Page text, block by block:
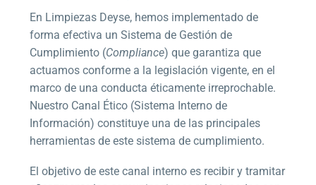
En Limpiezas Deyse, hemos implementado de
forma efectiva un Sistema de Gestión de
Cumplimiento (Compliance) que garantiza que
actuamos conforme a la legislación vigente, en el
marco de una conducta éticamente irreprochable.
Nuestro Canal Ético (Sistema Interno de
Información) constituye una de las principales
herramientas de este sistema de cumplimiento.
El objetivo de este canal interno es recibir y tramitar